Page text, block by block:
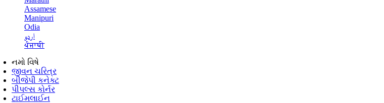
Assamese
Manipuri
Odia
اردو
ਪੰਜਾਬੀ
નમો વિષે
જીવન ચરિત્ર
બીજેપી કનેક્ટ
પીપલ્સ કોર્નર
ટાઈમલાઈન